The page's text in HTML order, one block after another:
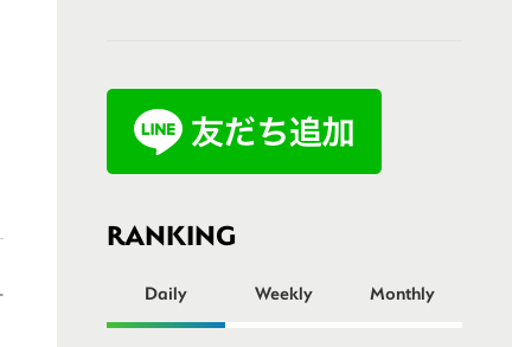
サ
イ
バ
RANKING
Daily Weekly Monthly